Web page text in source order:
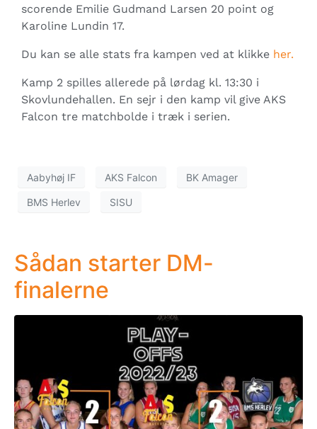
scorende Emilie Gudmand Larsen 20 point og
Karoline Lundin 17.
Du kan se alle stats fra kampen ved at klikke her.
Kamp 2 spilles allerede på lørdag kl. 13:30 i
Skovlundehallen. En sejr i den kamp vil give AKS
Falcon tre matchbolde i træk i serien.
Aabyhøj IF AKS Falcon BK Amager
BMS Herlev SISU
Sådan starter DM-
finalerne